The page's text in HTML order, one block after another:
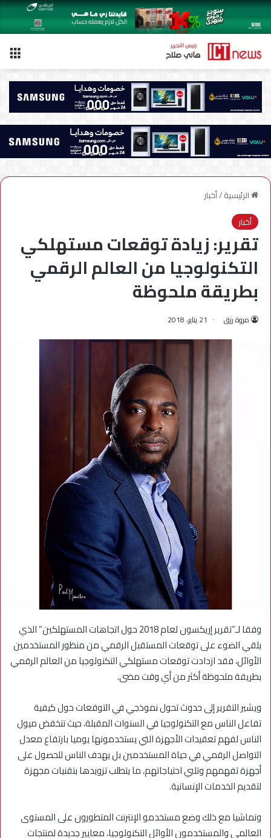
الرئيسية/أخبار
أخبار
تقرير: زيادة توقعات مستهلكي
التكنولوجيا من العالم الرقمي
بطريقة ملحوظة
مروة رزق 21 يناير، 2018
وفقا لـ”تقرير إريكسون لعام 2018 حول اتجاهات المستهلكين” الذي
يلقي الضوء على توقعات المستقبل الرقمي من منظور المستخدمين
الأوائل، فقد ازدادت توقعات مستهلكي التكنولوجيا من العالم الرقمي
بطريقة ملحوظة أكثر من أي وقت مضى.
ويشير التقرير إلى حدوث تحول نموذجي في التوقعات حول كيفية
تفاعل الناس مع التكنولوجيا في السنوات المقبلة، حيث تنخفض ميول
الناس لفهم تعقيدات الأجهزة التي يستخدمونها يوميا بارتفاع معدل
التواصل الرقمي في حياة المستخدمين بل يهدف الناس للحصول على
أجهزة تفهمهم وتلبي احتياجاتهم، ما يتطلب تزويدها بتقنيات مجهزة
لتقديم الخدمات الإنسانية.
وتماشيا مع ذلك وضع مستخدمو الإنترنت المتطورون على المستوى
العالمي والمستخدمون الأوائل التكنولوجيا، معايير جديدة لمنتجات